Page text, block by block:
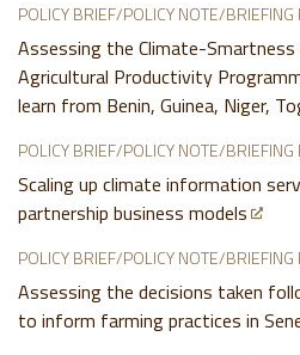
POLICY BRIEF/POLICY NOTE/BRIEFING
Assessing the Climate-
Agricultural Productivity
learn from Benin, Guinea, Niger,
POLICY BRIEF/POLICY NOTE/BRIEFING
Scaling up climate information
partnership business models
POLICY BRIEF/POLICY NOTE/BRIEFING
Assessing the decisions taken
to inform farming practices in